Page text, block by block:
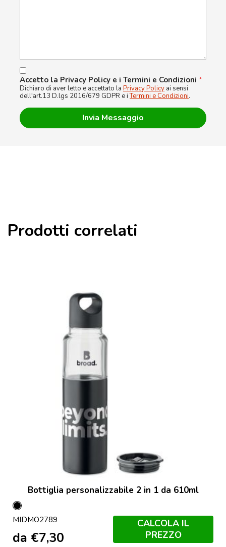
Accetto la Privacy Policy e i Termini e Condizioni *
Dichiaro di aver letto e accettato la Privacy Policy ai sensi
dell'art.13 D.lgs 2016/679 GDPR e iTermini e Condizioni.
Prodotti correlati
Bottiglia personalizzabile 2 in 1 da 610ml
Nero
MIDMO2789
da €7,30
CALCOLA IL
PREZZO